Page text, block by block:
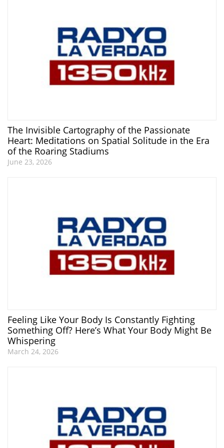
The Invisible Cartography of the Passionate
Heart: Meditations on Spatial Solitude in the Era
of the Roaring Stadiums
June 23, 2026
Feeling Like Your Body Is Constantly Fighting
Something Off? Here’s What Your Body Might Be
Whispering
March 24, 2026